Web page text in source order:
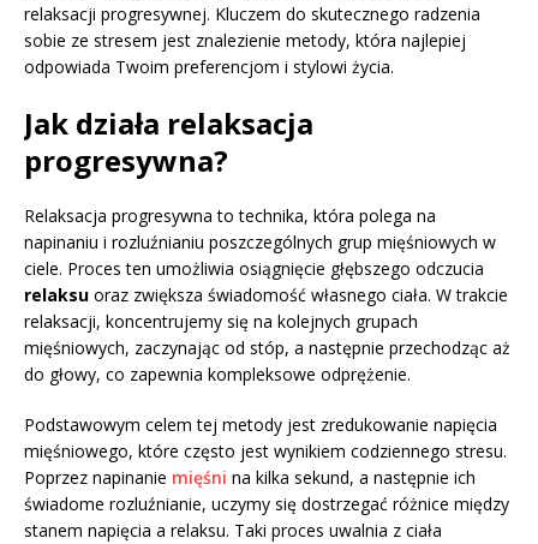
relaksacji progresywnej. Kluczem do skutecznego radzenia
sobie ze stresem jest znalezienie metody, która najlepiej
odpowiada Twoim preferencjom i stylowi życia.
Jak działa relaksacja
progresywna?
Relaksacja progresywna to technika, która polega na
napinaniu i rozluźnianiu poszczególnych grup mięśniowych w
ciele. Proces ten umożliwia osiągnięcie głębszego odczucia
relaksu oraz zwiększa świadomość własnego ciała. W trakcie
relaksacji, koncentrujemy się na kolejnych grupach
mięśniowych, zaczynając od stóp, a następnie przechodząc aż
do głowy, co zapewnia kompleksowe odprężenie.
Podstawowym celem tej metody jest zredukowanie napięcia
mięśniowego, które często jest wynikiem codziennego stresu.
Poprzez napinanie mięśni na kilka sekund, a następnie ich
świadome rozluźnianie, uczymy się dostrzegać różnice między
stanem napięcia a relaksu. Taki proces uwalnia z ciała